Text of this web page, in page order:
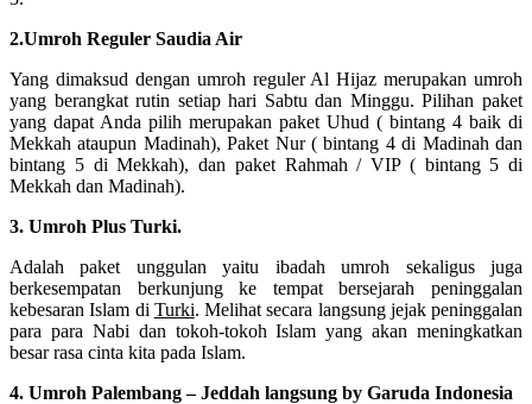
2.Umroh Reguler Saudia Air
Yang dimaksud dengan umroh reguler Al Hijaz merupakan umroh
yang berangkat rutin setiap hari Sabtu dan Minggu. Pilihan paket
yang dapat Anda pilih merupakan paket Uhud ( bintang 4 baik di
Mekkah ataupun Madinah), Paket Nur ( bintang 4 di Madinah dan
bintang 5 di Mekkah), dan paket Rahmah / VIP ( bintang 5 di
Mekkah dan Madinah).
3. Umroh Plus Turki.
Adalah paket unggulan yaitu ibadah umroh sekaligus juga
berkesempatan berkunjung ke tempat bersejarah peninggalan
kebesaran Islam di Turki. Melihat secara langsung jejak peninggalan
para para Nabi dan tokoh-tokoh Islam yang akan meningkatkan
besar rasa cinta kita pada Islam.
4. Umroh Palembang – Jeddah langsung by Garuda Indonesia